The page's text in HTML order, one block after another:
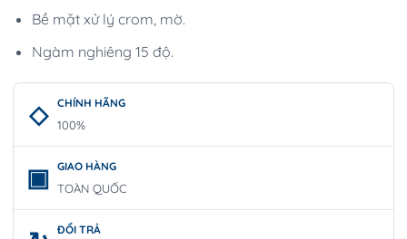
Bề mặt xử lý crom, mờ.
Ngàm nghiêng 15 độ.
CHÍNH HÃNG
100%
GIAO HÀNG
TOÀN QUỐC
ĐỔI TRẢ